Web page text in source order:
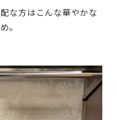
な方はこんな華やかな
。